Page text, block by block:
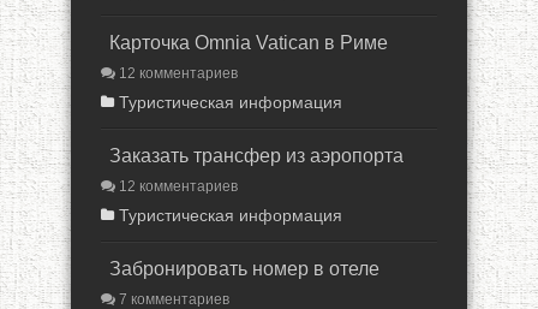
Карточка Omnia Vatican в Риме
12 комментариев
Туристическая информация
Заказать трансфер из аэропорта
12 комментариев
Туристическая информация
Забронировать номер в отеле
7 комментариев